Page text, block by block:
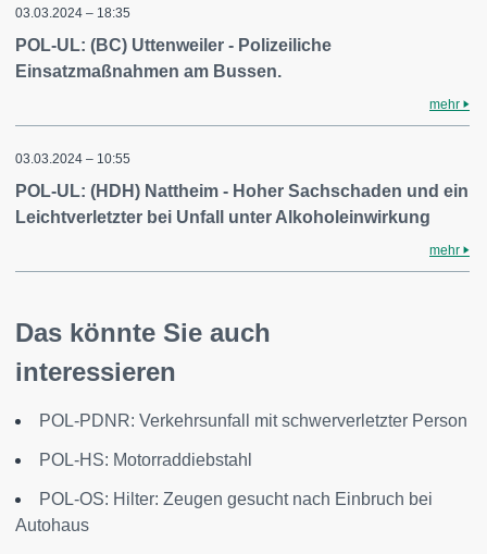
03.03.2024 – 18:35
POL-UL: (BC) Uttenweiler - Polizeiliche
Einsatzmaßnahmen am Bussen.
mehr
03.03.2024 – 10:55
POL-UL: (HDH) Nattheim - Hoher Sachschaden und ein
Leichtverletzter bei Unfall unter Alkoholeinwirkung
mehr
Das könnte Sie auch
interessieren
POL-PDNR: Verkehrsunfall mit schwerverletzter Person
POL-HS: Motorraddiebstahl
POL-OS: Hilter: Zeugen gesucht nach Einbruch bei
Autohaus